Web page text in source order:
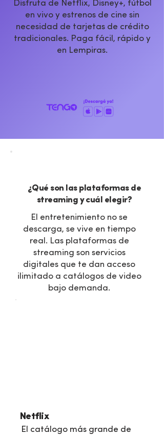
Disfruta de Netflix, Disney+, fútbol
en vivo y estrenos de cine sin
necesidad de tarjetas de crédito
tradicionales. Paga fácil, rápido y
en Lempiras.
¿Qué son las plataformas de
streaming y cuál elegir?
El entretenimiento no se
descarga, se vive en tiempo
real. Las plataformas de
streaming son servicios
digitales que te dan acceso
ilimitado a catálogos de video
bajo demanda.
Netflix
El catálogo más grande de